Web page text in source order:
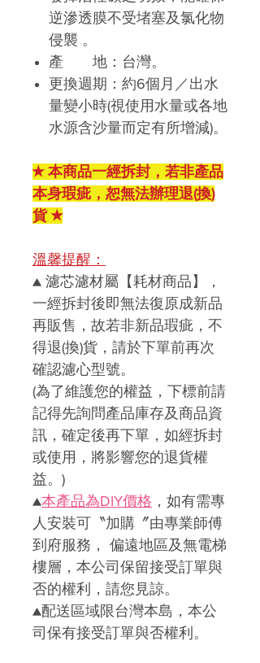
逆滲透膜不受堵塞及氯化物
侵襲 。
產 地：台灣。
更換週期：約6個月／出水
量變小時(視使用水量或各地
水源含沙量而定有所增減)。
★ 本商品一經拆封，若非產品
本身瑕疵，恕無法辦理退(換)
貨 ★
溫馨提醒：
▲ 濾芯濾材屬【耗材商品】，
一經拆封後即無法復原成新品
再販售，故若非新品瑕疵，不
得退(換)貨，請於下單前再次
確認濾心型號。
(為了維護您的權益，下標前請
記得先詢問產品庫存及商品資
訊，確定後再下單，如經拆封
或使用，將影響您的退貨權
益。)
▲本產品為DIY價格 ，如有需專
人安裝可〝加購〞由專業師傅
到府服務， 偏遠地區及無電梯
樓層，本公司保留接受訂單與
否的權利，請您見諒。
▲配送區域限台灣本島，本公
司保有接受訂單與否權利。